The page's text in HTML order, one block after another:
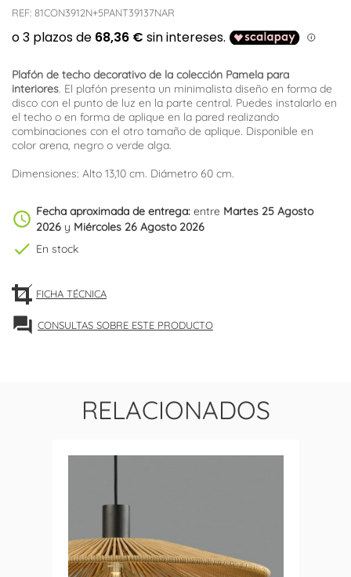
REF: 81CON3912N+5PANT39137NAR
Plafón de techo decorativo de la colección Pamela para
interiores. El plafón presenta un minimalista diseño en forma de
disco con el punto de luz en la parte central. Puedes instalarlo en
el techo o en forma de aplique en la pared realizando
combinaciones con el otro tamaño de aplique. Disponible en
color arena, negro o verde alga.
Dimensiones: Alto 13,10 cm. Diámetro 60 cm.
schedule Fecha aproximada de entrega: entre Martes 25 Agosto
2026 y Miércoles 26 Agosto 2026
check En stock
FICHA TÉCNICA
forum CONSULTAS SOBRE ESTE PRODUCTO
RELACIONADOS